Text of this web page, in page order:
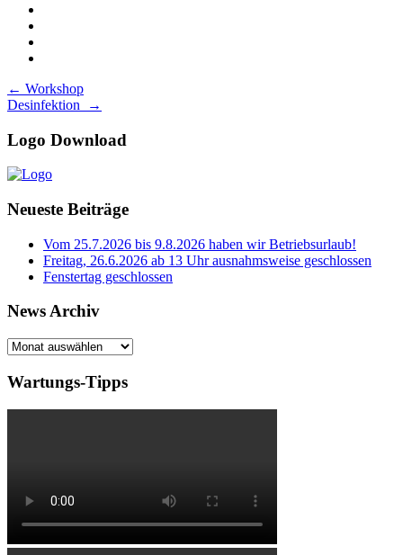
Beitrags-
Navigation
← Workshop
Desinfektion
→
Logo Download
Neueste Beiträge
Vom 25.7.2026 bis 9.8.2026 haben wir Betriebsurlaub!
Freitag, 26.6.2026 ab 13 Uhr ausnahmsweise geschlossen
Fenstertag geschlossen
News Archiv
News
Wartungs-Tipps